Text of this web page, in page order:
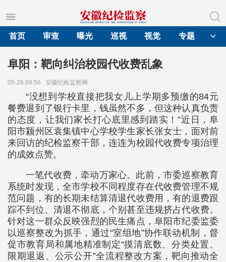
首页
审查 曝光 巡视 视觉 专题
阜阳：靶向纠治校园代收费乱象
05-26 09:56 安徽纪检监察网
“没想到学校直接把我女儿上学期多预缴的84元
餐费退到了银行卡里，钱虽然不多，但这种认真负责
的态度，让我们家长打心底里感到踏实！”近日，阜
阳市颍州区袁集镇中心学校学生家长张女士，面对前
来回访的纪检监察干部，连连为校园代收费专项治理
的成效点赞。
一笔代收费，牵动万家心。此前，市委巡察教育
系统时发现，全市学校不同程度存在代收费管理不规
范问题，有的长期未结算清退代收费用，有的退费跟
踪不到位、清退不彻底，个别甚至违规挤占代收费。
针对这一群众反映强烈的民生痛点，阜阳市纪委监委
以巡察整改为抓手，通过“室组地”协作联动机制，督
促市教育局和属地精准制定“摸清底数、分类处置、
限期退返、公示公开”全流程整改方案，靶向推动全